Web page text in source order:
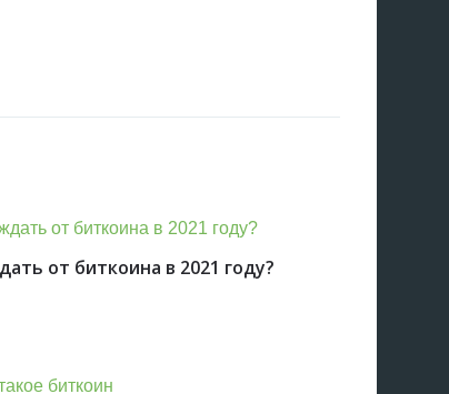
от биткоина в 2021 году?